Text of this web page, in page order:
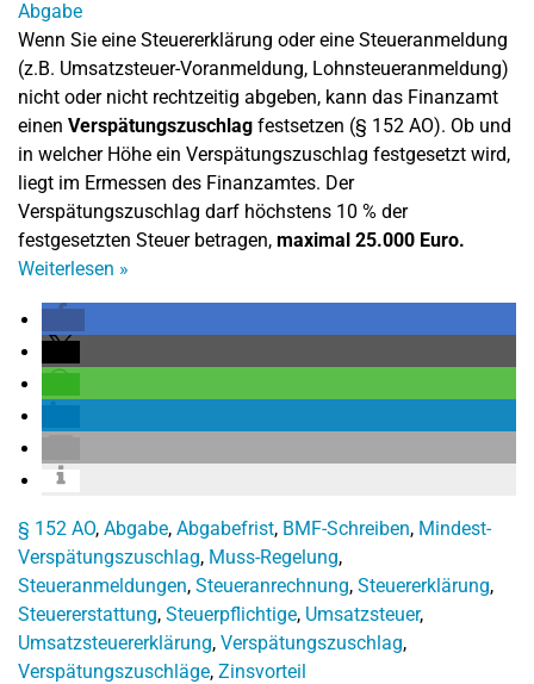
Wenn Sie eine Steuererklärung oder eine Steueranmeldung
(z.B. Umsatzsteuer-Voranmeldung, Lohnsteueranmeldung)
nicht oder nicht rechtzeitig abgeben, kann das Finanzamt
einen Verspätungszuschlag festsetzen (§ 152 AO). Ob und
in welcher Höhe ein Verspätungszuschlag festgesetzt wird,
liegt im Ermessen des Finanzamtes. Der
Verspätungszuschlag darf höchstens 10 % der
festgesetzten Steuer betragen, maximal 25.000 Euro.
Weiterlesen »
§ 152 AO, Abgabe, Abgabefrist, BMF-Schreiben, Mindest-
Verspätungszuschlag, Muss-Regelung,
Steueranmeldungen, Steueranrechnung, Steuererklärung,
Steuererstattung, Steuerpflichtige, Umsatzsteuer,
Umsatzsteuererklärung, Verspätungszuschlag,
Verspätungszuschläge, Zinsvorteil